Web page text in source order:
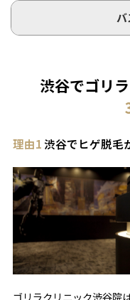
バ
渋谷でゴリ
理由1渋谷でヒゲ脱毛